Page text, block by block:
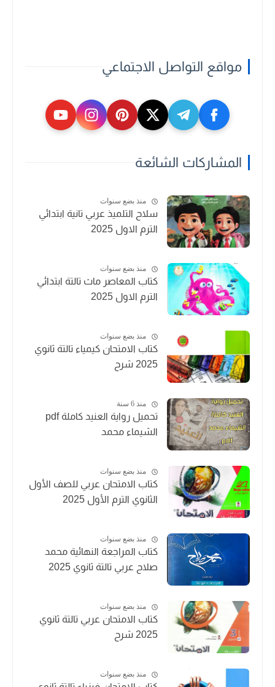
مواقع التواصل الاجتماعي
المشاركات الشائعة
منذ بضع سنوات
سلاح التلميذ عربي تانية ابتدائي
الترم الاول 2025
منذ بضع سنوات
كتاب المعاصر ماث تالتة ابتدائي
الترم الاول 2025
منذ بضع سنوات
كتاب الامتحان كيمياء تالتة ثانوي
2025 شرح
منذ 6 سنة
تحميل رواية العنيد كاملة pdf
الشيماء محمد
منذ بضع سنوات
كتاب الامتحان عربي للصف الأول
الثانوي الترم الأول 2025
منذ بضع سنوات
كتاب المراجعة النهائية محمد
صلاح عربي تالتة ثانوي 2025
منذ بضع سنوات
كتاب الامتحان عربي تالتة ثانوي
2025 شرح
منذ بضع سنوات